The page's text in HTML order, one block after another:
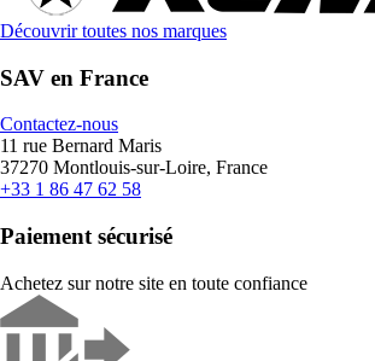
Découvrir toutes nos marques
SAV en France
Contactez-nous
11 rue Bernard Maris
37270 Montlouis-sur-Loire, France
+33 1 86 47 62 58
Paiement sécurisé
Achetez sur notre site en toute confiance